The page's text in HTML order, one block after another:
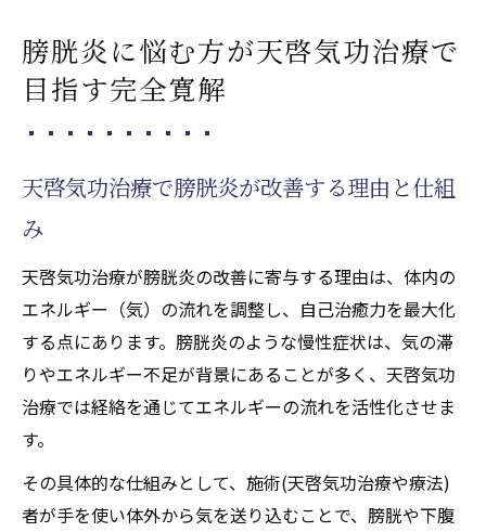
継続的な天啓気功治療がもたらす体質変化
慢性膀胱炎と天啓気功治療の相乗効果とは
天啓気功治療や療法で活性化するチャクラ覚醒
療や療法)の流れ
活性化するチャクラ覚醒のプロセス
天啓気功治療や療法で活性化するクンダリ
ニー上昇体験を支える施術(天啓気功治療や
療法)手順
初めての方が安心できる天啓気功治療の流
天啓気功治療や療法でのチャクラ活性に必
要な天啓気功治療の実践法
膀胱炎に悩む方が天啓気功治療で
目指す完全寛解
天啓気功治療で膀胱炎が改善する理由と仕組
み
天啓気功治療が膀胱炎の改善に寄与する理由は、体内の
エネルギー（気）の流れを調整し、自己治癒力を最大化
する点にあります。膀胱炎のような慢性症状は、気の滞
りやエネルギー不足が背景にあることが多く、天啓気功
治療では経絡を通じてエネルギーの流れを活性化させま
す。
その具体的な仕組みとして、施術(天啓気功治療や療法)
者が手を使い体外から気を送り込むことで、膀胱や下腹